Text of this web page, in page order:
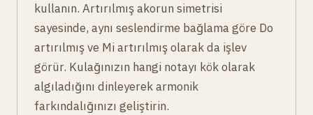
kullanın. Artırılmış akorun simetrisi
sayesinde, aynı seslendirme bağlama göre Do
artırılmış ve Mi artırılmış olarak da işlev
görür. Kulağınızın hangi notayı kök olarak
algıladığını dinleyerek armonik
farkındalığınızı geliştirin.